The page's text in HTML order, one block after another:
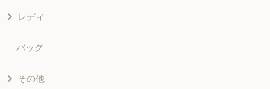
グッズ
シャツ・ブラウス
スカート・パンツ
和風衣類
レディ
シャツ・ブラウス
チュニック
バッグ
その他